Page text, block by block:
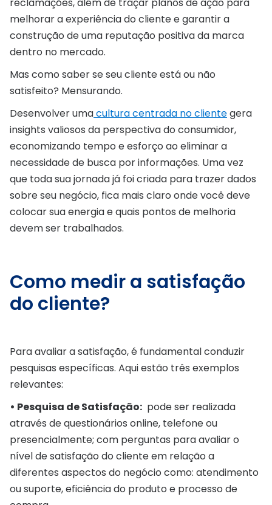
melhorar a experiência do cliente e garantir a
construção de uma reputação positiva da marca
dentro no mercado.
Mas como saber se seu cliente está ou não
satisfeito? Mensurando.
Desenvolver umacultura centrada no clientegera
insights valiosos da perspectiva do consumidor,
economizando tempo e esforço ao eliminar a
necessidade de busca por informações. Uma vez
que toda sua jornada já foi criada para trazer dados
sobre seu negócio, fica mais claro onde você deve
colocar sua energia e quais pontos de melhoria
devem ser trabalhados.
Como medir a satisfação
do cliente?
Para avaliar a satisfação, é fundamental conduzir
pesquisas específicas. Aqui estão três exemplos
relevantes:
• Pesquisa de Satisfação: pode ser realizada
através de questionários online, telefone ou
presencialmente; com perguntas para avaliar o
nível de satisfação do cliente em relação a
diferentes aspectos do negócio como: atendimento
ou suporte, eficiência do produto e processo de